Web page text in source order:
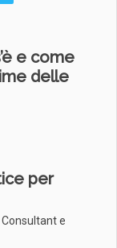
e come
delle
per
e